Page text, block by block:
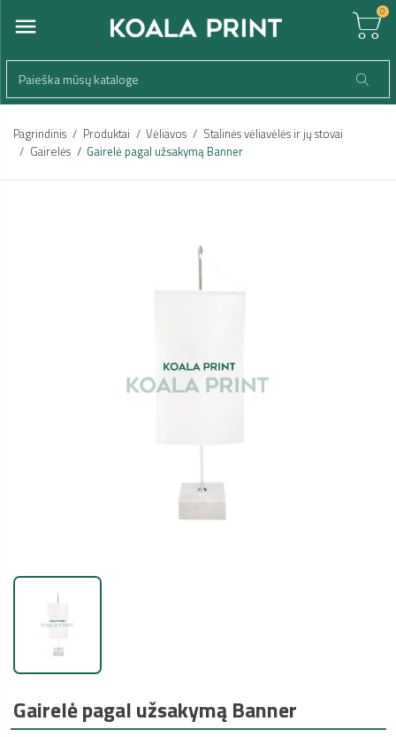
0
Pagrindinis Produktai Vėliavos
Stalinės vėliavėlės ir jų stovai
Gairelės
Gairelė pagal užsakymą Banner
Gairelė pagal užsakymą Banner